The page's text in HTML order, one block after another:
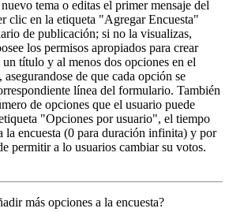
tema o editas el primer mensaje del
clic en la etiqueta "Agregar Encuesta"
de publicación; si no la visualizas,
los permisos apropiados para crear
un título y al menos dos opciones en el
de que cada opción se
línea del formulario. También
de opciones que el usuario puede
"Opciones por usuario", el tiempo
la encuesta (0 para duración infinita) y por
permitir a lo usuarios cambiar su votos.
más opciones a la encuesta?